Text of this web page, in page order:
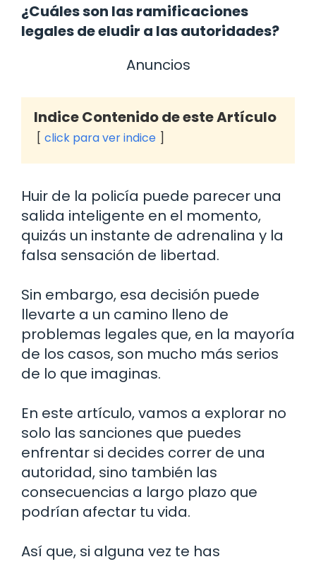
¿Cuáles son las ramificaciones
legales de eludir a las autoridades?
Anuncios
Indice Contenido de este Artículo
click para ver indice
Huir de la policía puede parecer una
salida inteligente en el momento,
quizás un instante de adrenalina y la
falsa sensación de libertad.
Sin embargo, esa decisión puede
llevarte a un camino lleno de
problemas legales que, en la mayoría
de los casos, son mucho más serios
de lo que imaginas.
En este artículo, vamos a explorar no
solo las sanciones que puedes
enfrentar si decides correr de una
autoridad, sino también las
consecuencias a largo plazo que
podrían afectar tu vida.
Así que, si alguna vez te has